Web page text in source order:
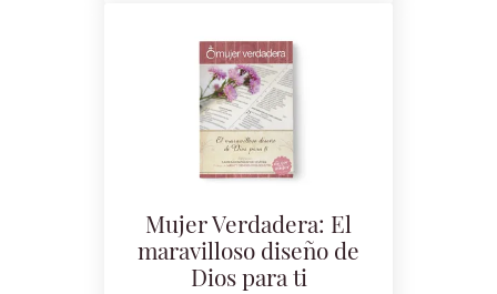
Mujer Verdadera: El
maravilloso diseño de
Dios para ti